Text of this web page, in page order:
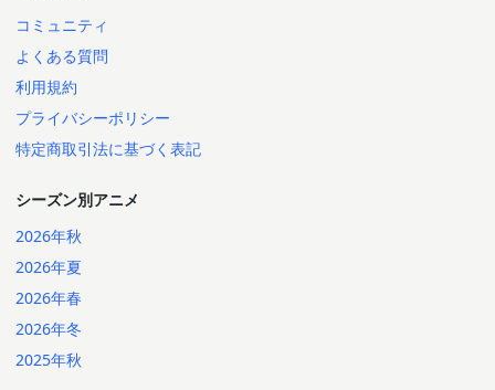
コミュニティ
よくある質問
利用規約
プライバシーポリシー
特定商取引法に基づく表記
シーズン別アニメ
2026年秋
2026年夏
2026年春
2026年冬
2025年秋